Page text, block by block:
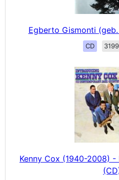
Egberto Gismonti
CD
Kenny Cox (1940-2008)